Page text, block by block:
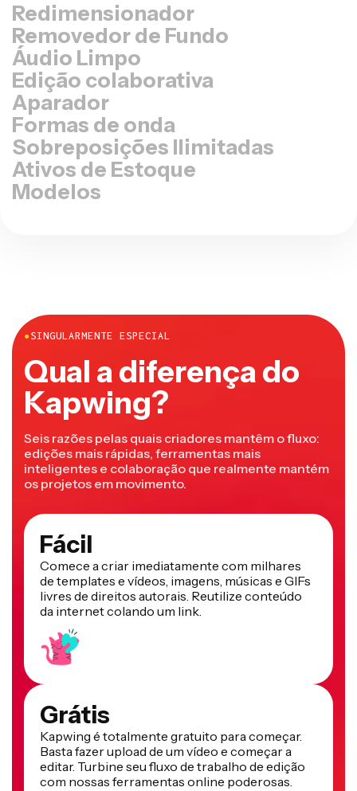
Redimensionador
Removedor de Fundo
Áudio Limpo
Edição colaborativa
Aparador
Formas de onda
Sobreposições Ilimitadas
Ativos de Estoque
Modelos
●SINGULARMENTE ESPECIAL
Qual a diferença do
Kapwing?
Seis razões pelas quais criadores mantêm o fluxo:
edições mais rápidas, ferramentas mais
inteligentes e colaboração que realmente mantém
os projetos em movimento.
Fácil
Comece a criar imediatamente com milhares
de templates e vídeos, imagens, músicas e GIFs
livres de direitos autorais. Reutilize conteúdo
da internet colando um link.
Grátis
Kapwing é totalmente gratuito para começar.
Basta fazer upload de um vídeo e começar a
editar. Turbine seu fluxo de trabalho de edição
com nossas ferramentas online poderosas.